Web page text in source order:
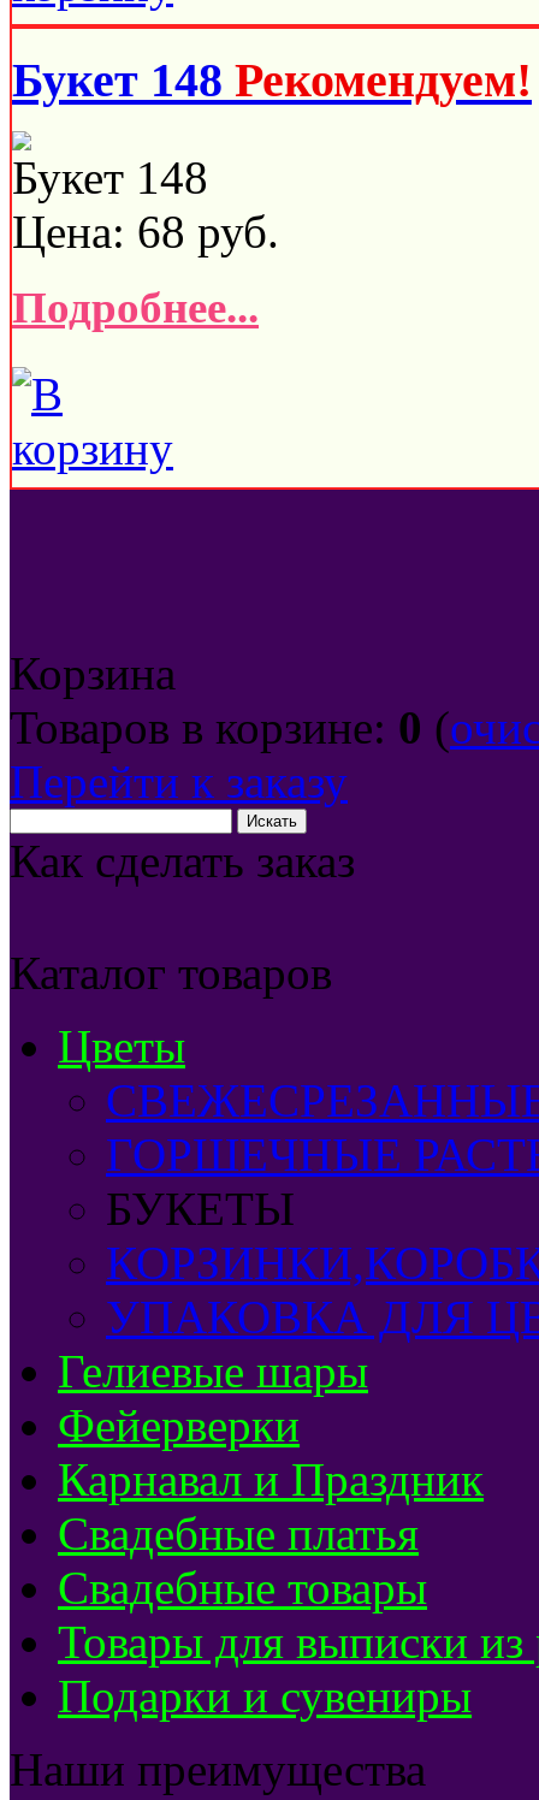
Букет 148 Рекомендуем!
Букет 148
Цена: 68 руб.
Подробнее...
Корзина
Товаров в корзине: 0 (
Перейти к заказу
Как сделать заказ
Каталог товаров
Цветы
ГОРШЕЧНЫЕ
БУКЕТЫ
УПАКОВКА ДЛЯ
Гелиевые шары
Фейерверки
Карнавал и Праздник
Свадебные платья
Свадебные товары
Товары для выписки из
Подарки и сувениры
Наши преимущества